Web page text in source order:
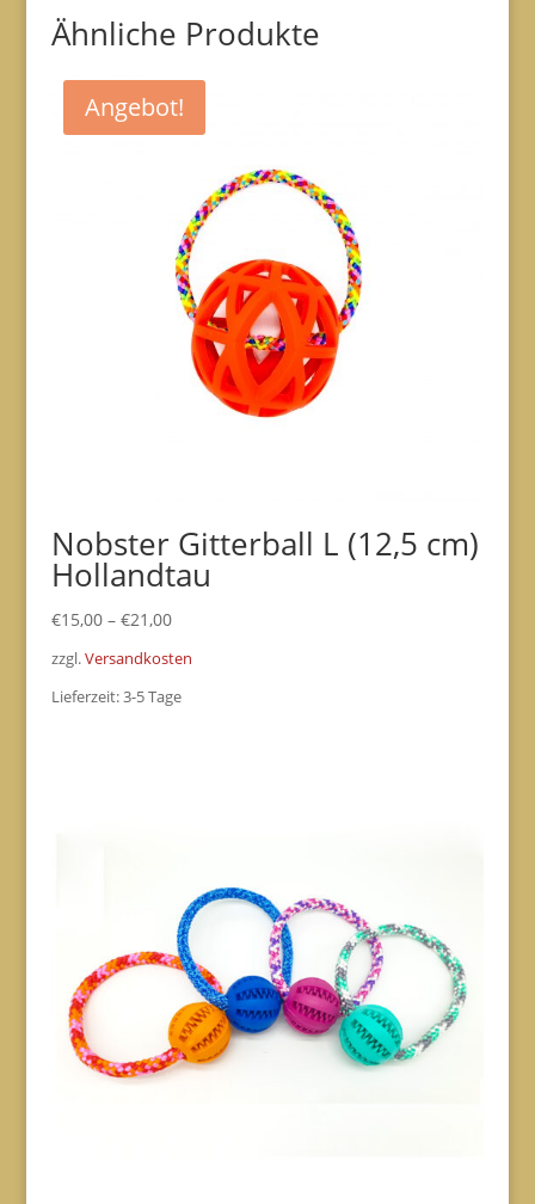
Ähnliche Produkte
Angebot!
Nobster Gitterball L (12,5 cm)
Hollandtau
€15,00– €21,00
zzgl.Versandkosten
Lieferzeit:3-5 Tage